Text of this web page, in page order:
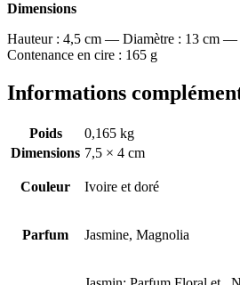
Dimensions
Hauteur : 4,5 cm — Diamètre : 13 cm
Contenance en cire : 165 g
Informations
Poids
0,165 kg
Dimensions 7,5 × 4 cm
Couleur Ivoire et doré
Parfum Jasmine, Magnolia